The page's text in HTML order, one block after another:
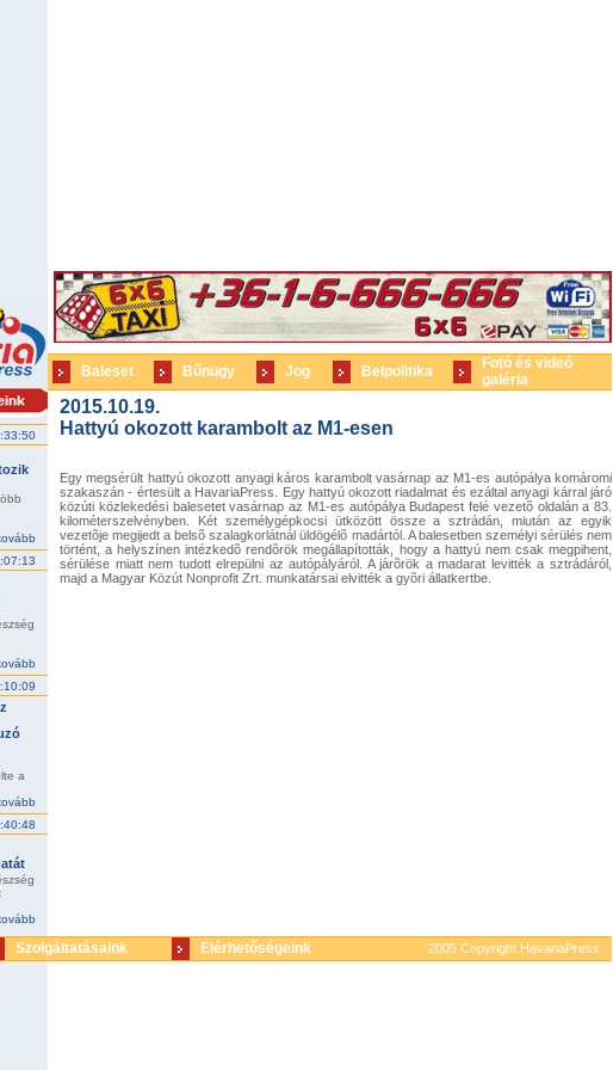
a
Baleset Bűnügy Jog Belpolitika
Fotó és videó
galéria
2015.10.19.
Hattyú okozott karambolt az M1-esen
Egy megsérült hattyú okozott anyagi káros karambolt vasárnap az M1-es autópálya komáromi
szakaszán - értesült a HavariaPress. Egy hattyú okozott riadalmat és ezáltal anyagi kárral járó
közúti közlekedési balesetet vasárnap az M1-es autópálya Budapest felé vezetõ oldalán a 83.
kilométerszelvényben. Két személygépkocsi ütközött össze a sztrádán, miután az egyik
vezetõje megijedt a belsõ szalagkorlátnál üldögélõ madártól. A balesetben személyi sérülés nem
történt, a helyszínen intézkedõ rendõrök megállapították, hogy a hattyú nem csak megpihent,
sérülése miatt nem tudott elrepülni az autópályáról. A járõrök a madarat levitték a sztrádáról,
majd a Magyar Közút Nonprofit Zrt. munkatársai elvitték a gyõri állatkertbe.
Szolgáltatásaink Elérhetőségeink 2005 Copyright HavariaPress